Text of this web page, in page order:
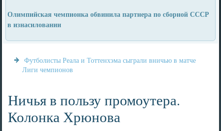
Олимпийская чемпионка обвинила партнера по сборной СССР
в изнасиловании
Футболисты Реала и Тоттенхэма сыграли вничью в матче
Лиги чемпионов
Ничья в пользу промоутера.
Колонка Хрюнова